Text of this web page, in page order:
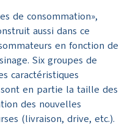
de consommation»,
aussi dans ce
en fonction de
Six groupes de
caractéristiques
en partie la taille des
des nouvelles
(livraison, drive, etc.).